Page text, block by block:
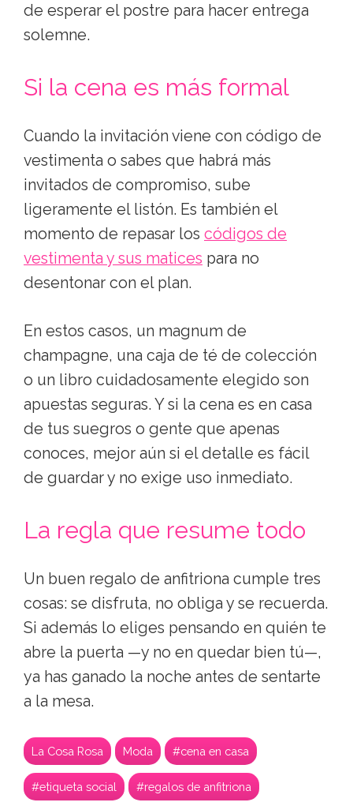
de esperar el postre para hacer entrega
solemne.
Si la cena es más formal
Cuando la invitación viene con código de
vestimenta o sabes que habrá más
invitados de compromiso, sube
ligeramente el listón. Es también el
momento de repasar los códigos de
vestimenta y sus matices para no
desentonar con el plan.
En estos casos, un magnum de
champagne, una caja de té de colección
o un libro cuidadosamente elegido son
apuestas seguras. Y si la cena es en casa
de tus suegros o gente que apenas
conoces, mejor aún si el detalle es fácil
de guardar y no exige uso inmediato.
La regla que resume todo
Un buen regalo de anfitriona cumple tres
cosas: se disfruta, no obliga y se recuerda.
Si además lo eliges pensando en quién te
abre la puerta —y no en quedar bien tú—,
ya has ganado la noche antes de sentarte
a la mesa.
La Cosa Rosa Moda #cena en casa
#etiqueta social #regalos de anfitriona